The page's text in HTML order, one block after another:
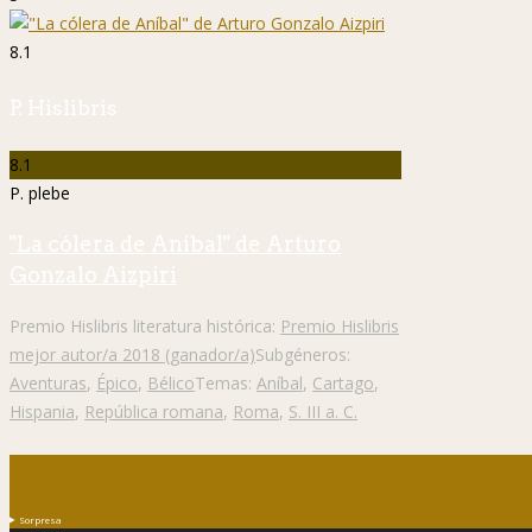
8.1
P. Hislibris
8.1
P. plebe
"La cólera de Aníbal" de Arturo
Gonzalo Aizpiri
Premio Hislibris literatura histórica: Premio Hislibris
mejor autor/a 2018 (ganador/a)Subgéneros:
Aventuras, Épico, BélicoTemas: Aníbal, Cartago,
Hispania, República romana, Roma, S. III a. C.
Sorpresa